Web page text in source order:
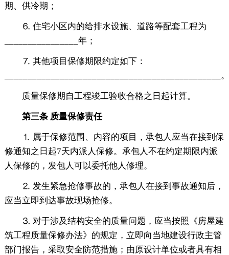
期、供冷期；
⒍ 住宅小区内的给排水设施、道路等配套工程为
________________年；
⒎ 其他项目保修期限约定如下：
_______________________________________________。
质量保修期自工程竣工验收合格之日起计算。
第三条 质量保修责任
⒈ 属于保修范围、内容的项目，承包人应当在接到保
修通知之日起7天内派人保修。承包人不在约定期限内派
人保修的，发包人可以委托他人修理。
⒉ 发生紧急抢修事故的，承包人在接到事故通知后，
应当立即到达事故现场抢修。
⒊ 对于涉及结构安全的质量问题，应当按照《房屋建
筑工程质量保修办法》的规定，立即向当地建设行政主管
部门报告，采取安全防范措施；由原设计单位或者具有相